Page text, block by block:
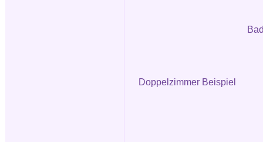
Doppelzimmer Beispiel